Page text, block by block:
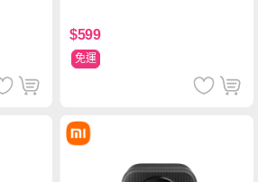
$599
免運